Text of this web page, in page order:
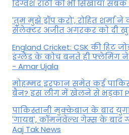
द‍िग्वेश राठी को भी स‍िखाया सबक
'तुम मुझे ड्रॉप करो', रोहित शर्मा
सेलेक्टर अजीत अगरकर को दी
England Cricket: CSK की हिट
इंग्लैंड के कोच बनते ही फ्लेमिंग ने
- Amar Ujala
मोहम्मद इरफान समेत कई
बैन? इस लीग में खेलने से भड़का
पाकिस्तानी मुक्केबाज के बाद
'गायब', कॉमनवेल्थ गेम्स के बाद
Aaj Tak News